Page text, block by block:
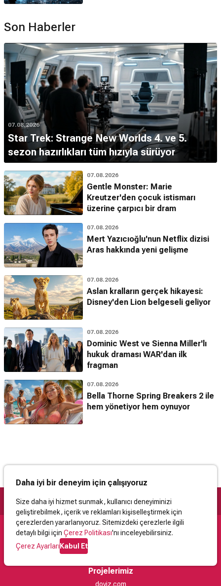
Son Haberler
07.08.2026
Star Trek: Strange New Worlds 4. ve 5.
sezon hazırlıkları tüm hızıyla sürüyor
07.08.2026
Gentle Monster: Marie
Kreutzer'den çocuk istismarı
üzerine çarpıcı bir dram
07.08.2026
Mert Yazıcıoğlu'nun Netflix dizisi
Aras hakkında yeni gelişme
07.08.2026
Aslan kralların gerçek hikayesi:
Disney'den Lion belgeseli geliyor
07.08.2026
Dominic West ve Sienna Miller'lı
hukuk draması WAR'dan ilk
fragman
07.08.2026
Bella Thorne Spring Breakers 2 ile
hem yönetiyor hem oynuyor
Daha iyi bir deneyim için çalışıyoruz
Size daha iyi hizmet sunmak, kullanıcı deneyiminizi
geliştirebilmek, içerik ve reklamları kişiselleştirmek için
çerezlerden yararlanıyoruz. Sitemizdeki çerezlerle ilgili
detaylı bilgi için Çerez Politikası'nı inceleyebilirsiniz.
Çerez AyarlarıKabul Et
Destek
İletişimYardımKullanıcı Sözleşmesi
Projelerimiz
doviz.com